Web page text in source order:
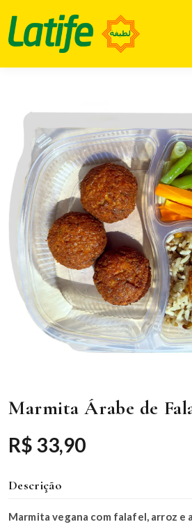
Marmita Árabe de
R$ 33,90
Descrição
Marmita vegana com falafel, arroz e